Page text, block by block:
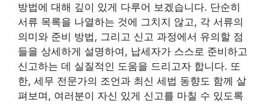
방법에 대해 깊이 있게 다루어 보겠습니다. 단순히
서류 목록을 나열하는 것에 그치지 않고, 각 서류의
의미와 준비 방법, 그리고 신고 과정에서 유의할 점
들을 상세하게 설명하여, 납세자가 스스로 준비하고
신고하는 데 실질적인 도움을 드리고자 합니다. 또
한, 세무 전문가의 조언과 최신 세법 동향도 함께 살
펴보며, 여러분이 자신 있게 신고를 마칠 수 있도록